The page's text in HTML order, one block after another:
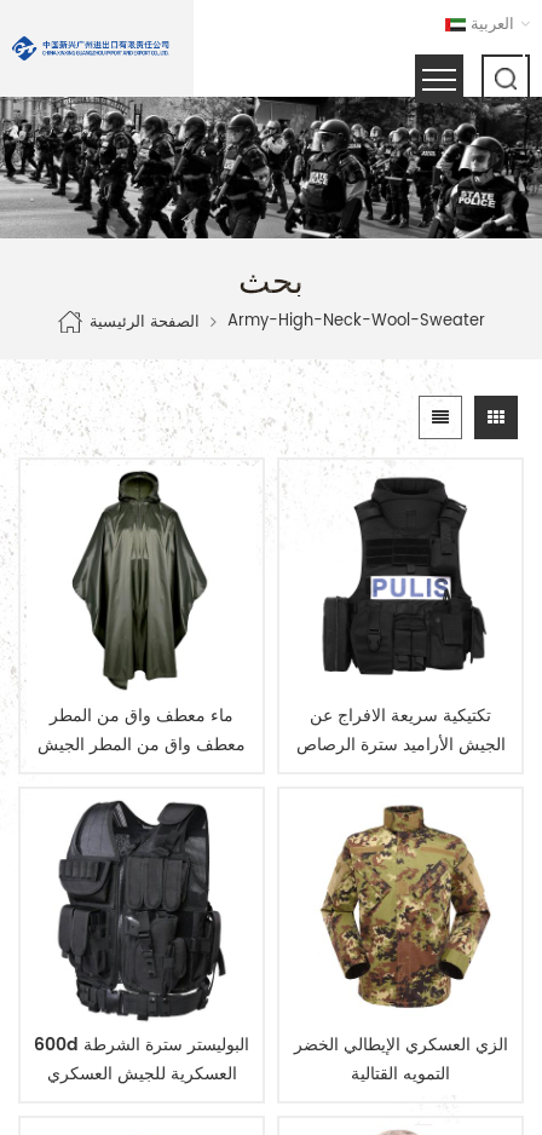
العربية
بحث
الصفحة الرئيسية Army-High-Neck-Wool-Sweater
ماء معطف واق من المطر
معطف واق من المطر الجيش
تكتيكية سريعة الافراج عن
الجيش الأراميد سترة الرصاص
600d البوليستر سترة الشرطة
العسكرية للجيش العسكري
الزي العسكري الإيطالي الخضر
التمويه القتالية